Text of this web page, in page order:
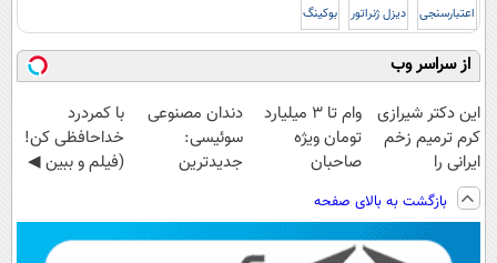
اعتبارسنجی دیزل ژنراتور بوکینگ
از سراسر وب
این دکتر شیرازی
کرم ترمیم زخم
ایرانی را
ساخت!!!
وام تا ۳ میلیارد
تومان ویژه
صاحبان
آنلاین و حضوری
دندان مصنوعی
سوئیسی:
جدیدترین
پرداخت قسطی
با کمردرد
خداحافظی کن!
(فیلم و ببین ◀
بازگشت به بالای صفحه